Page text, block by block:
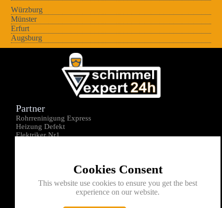
Würzburg
Münster
Erfurt
Augsburg
Cookies Consent
This website use cookies to ensure you get the best
experience on our website.
Partner
Rohrreninigung Express
Heizung Defekt
Elektriker Nr1
Kontakt